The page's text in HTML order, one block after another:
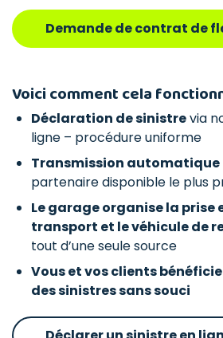
Demande de contrat de
Voici comment cela
Déclaration de sinistrevia
ligne – procédure uniforme
Transmission automatique
partenaire disponible le plus
Le garage organise la prise
transport et le véhicule de
tout d’une seule source
Vous et vos clients
des sinistres sans souci